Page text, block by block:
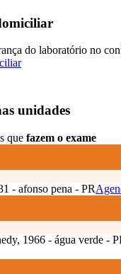
do laboratório no
unidades
que fazem o exame
- afonso pena - PR
1966 - água verde -